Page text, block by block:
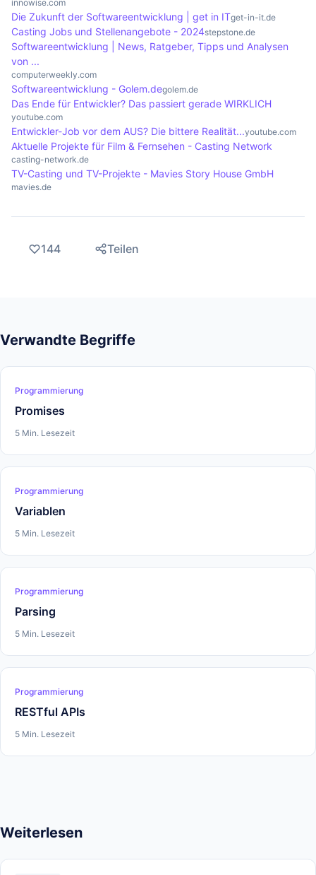
zu gewährleisten.
berücksichtigt werden, um die Zielgruppe
bestmöglich anzusprechen.
kann oft zu überraschenden und innovativen
Besetzungen führen, während On-Casting in der
Regel die Erwartungen der Produzenten und
Regisseure erfüllt.
innowise.com
Die Zukunft der Softwareentwicklung | get in ITget-in-it.de
Casting Jobs und Stellenangebote - 2024stepstone.de
Softwareentwicklung | News, Ratgeber, Tipps und Analysen
von ...
computerweekly.com
Softwareentwicklung - Golem.degolem.de
Das Ende für Entwickler? Das passiert gerade WIRKLICH
youtube.com
Entwickler-Job vor dem AUS? Die bittere Realität...youtube.com
Aktuelle Projekte für Film & Fernsehen - Casting Network
casting-network.de
TV-Casting und TV-Projekte - Mavies Story House GmbH
mavies.de
144 Teilen
Verwandte Begriffe
Programmierung
Promises
5 Min. Lesezeit
Programmierung
Variablen
5 Min. Lesezeit
Programmierung
Parsing
5 Min. Lesezeit
Programmierung
RESTful APIs
5 Min. Lesezeit
Weiterlesen